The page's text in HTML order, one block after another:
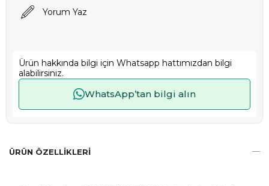
Yorum Yaz
Ürün hakkında bilgi için Whatsapp hattımızdan bilgi
alabilirsiniz.
WhatsApp’tan bilgi alın
ÜRÜN ÖZELLIKLERI